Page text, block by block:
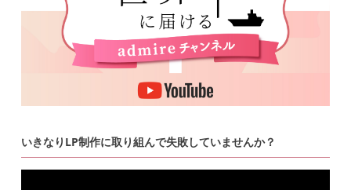
いきなりLP制作に取り組んで失敗していませんか？
動